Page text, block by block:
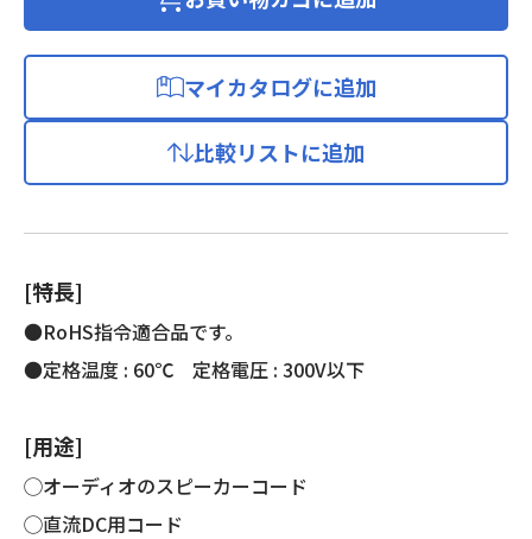
マイカタログに追加
比較リストに追加
[特長]
●RoHS指令適合品です。
●定格温度 : 60℃ 定格電圧 : 300V以下
[用途]
◯オーディオのスピーカーコード
◯直流DC用コード